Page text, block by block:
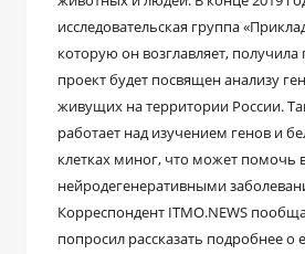
исследовательская группа
которую он возглавляет,
проект будет посвящен анализу
живущих на территории России.
работает над изучением генов и
клетках миног, что может помочь
нейродегенеративными
Корреспондент ITMO.NEWS
попросил рассказать подробнее о